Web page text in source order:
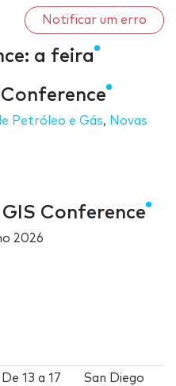
Notificar um erro
a feira
Petróleo e Gás, Novas
Conference
2026
De13 a17
San Diego